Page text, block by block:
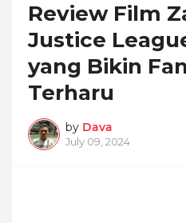
Review Film
Justice
yang Bikin
Terharu
by Dava
July 09, 2024